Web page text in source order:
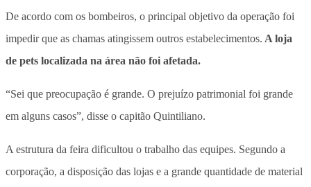
De acordo com os bombeiros, o principal objetivo da operação foi
impedir que as chamas atingissem outros estabelecimentos. A loja
de pets localizada na área não foi afetada.
“Sei que preocupação é grande. O prejuízo patrimonial foi grande
em alguns casos”, disse o capitão Quintiliano.
A estrutura da feira dificultou o trabalho das equipes. Segundo a
corporação, a disposição das lojas e a grande quantidade de material